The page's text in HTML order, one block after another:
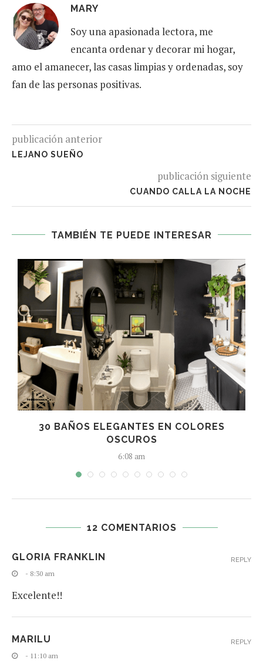
MARY
Soy una apasionada lectora, me
encanta ordenar y decorar mi hogar,
amo el amanecer, las casas limpias y ordenadas, soy
fan de las personas positivas.
publicación anterior
LEJANO SUEÑO
publicación siguiente
CUANDO CALLA LA NOCHE
TAMBIÉN TE PUEDE INTERESAR
30 BAÑOS ELEGANTES EN COLORES
OSCUROS
6:08 am
12 COMENTARIOS
GLORIA FRANKLIN
- 8:30 am
Excelente!!
REPLY
MARILU
- 11:10 am
REPLY